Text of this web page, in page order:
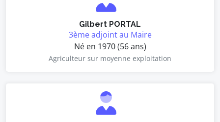
Gilbert PORTAL
3ème adjoint au Maire
Né en 1970 (56 ans)
Agriculteur sur moyenne exploitation